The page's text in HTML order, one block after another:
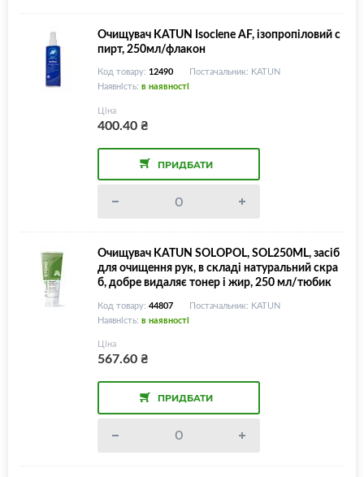
Очищувач KATUN Isoclene AF, ізопропіловий с
пирт, 250мл/флакон
Код товару: 12490
Постачальник: KATUN
Наявність: в наявності
Ціна
400.40₴
ПРИДБАТИ
Очищувач KATUN SOLOPOL, SOL250ML, засіб
для очищення рук, в складі натуральний скра
б, добре видаляє тонер і жир, 250 мл/тюбик
Код товару: 44807
Постачальник: KATUN
Наявність: в наявності
Ціна
567.60₴
ПРИДБАТИ